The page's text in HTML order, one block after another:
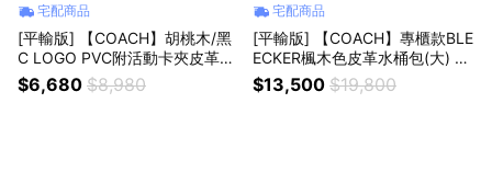
宅配商品
[平輸版] 【COACH】胡桃木/黑
C LOGO PVC附活動卡夾皮革手
掛帶拉鍊長夾 真品平輸
$6,680 $8,980
宅配商品
[平輸版] 【COACH】專櫃款BLE
ECKER楓木色皮革水桶包(大) 真
品平輸
$13,500 $19,800